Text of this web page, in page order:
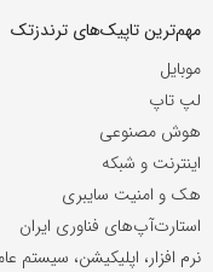
مهم‌ترین تاپیک‌های ترندزتک
موبایل
لپ تاپ
هوش مصنوعی
اینترنت و شبکه
هک و امنیت سایبری
استارت‌آپ‌های فناوری ایران
نرم افزار، اپلیکیشن، سیستم